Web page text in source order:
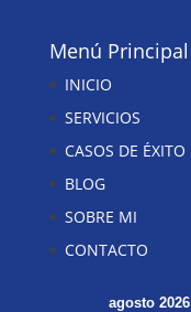
Menú Principal
INICIO
SERVICIOS
CASOS DE ÉXITO
BLOG
SOBRE MI
CONTACTO
agosto 2026